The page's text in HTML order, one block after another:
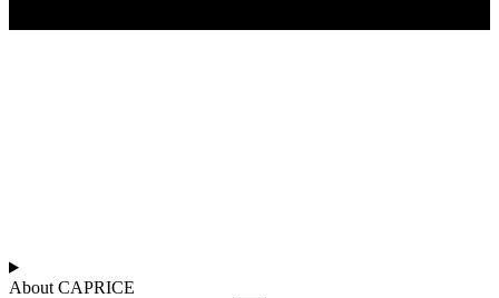
About CAPRICE